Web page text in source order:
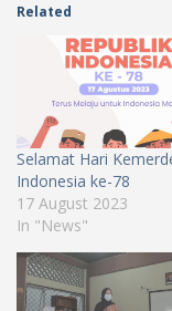
Related
Selamat Hari
Indonesia ke-78
17 August 2023
In "News"